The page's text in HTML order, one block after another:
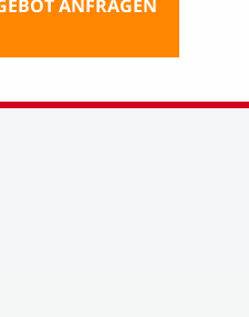
ANFRAGEN